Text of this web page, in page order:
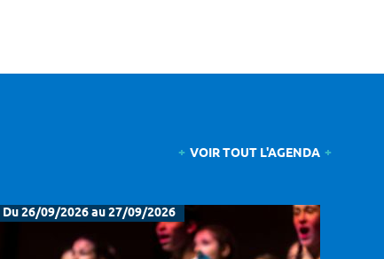
VOIR TOUT L'AGENDA
Du 26/09/2026 au 27/09/2026